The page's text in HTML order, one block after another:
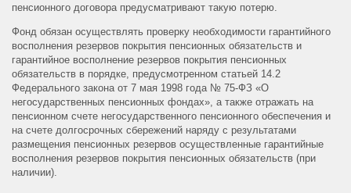
пенсионного договора предусматривают такую потерю.
Фонд обязан осуществлять проверку необходимости гарантийного
восполнения резервов покрытия пенсионных обязательств и
гарантийное восполнение резервов покрытия пенсионных
обязательств в порядке, предусмотренном статьей 14.2
Федерального закона от 7 мая 1998 года № 75-ФЗ «О
негосударственных пенсионных фондах», а также отражать на
пенсионном счете негосударственного пенсионного обеспечения и
на счете долгосрочных сбережений наряду с результатами
размещения пенсионных резервов осуществленные гарантийные
восполнения резервов покрытия пенсионных обязательств (при
наличии).